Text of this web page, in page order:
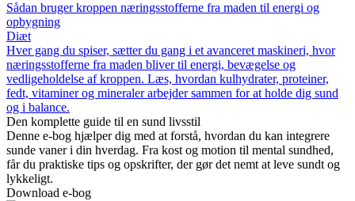
Sådan bruger kroppen næringsstofferne fra maden til energi og
opbygning
Diæt
Hver gang du spiser, sætter du gang i et avanceret maskineri, hvor
næringsstofferne fra maden bliver til energi, bevægelse og
vedligeholdelse af kroppen. Læs, hvordan kulhydrater, proteiner,
fedt, vitaminer og mineraler arbejder sammen for at holde dig sund
og i balance.
Den komplette guide til en sund livsstil
Denne e-bog hjælper dig med at forstå, hvordan du kan integrere
sunde vaner i din hverdag. Fra kost og motion til mental sundhed,
får du praktiske tips og opskrifter, der gør det nemt at leve sundt og
lykkeligt.
Download e-bog